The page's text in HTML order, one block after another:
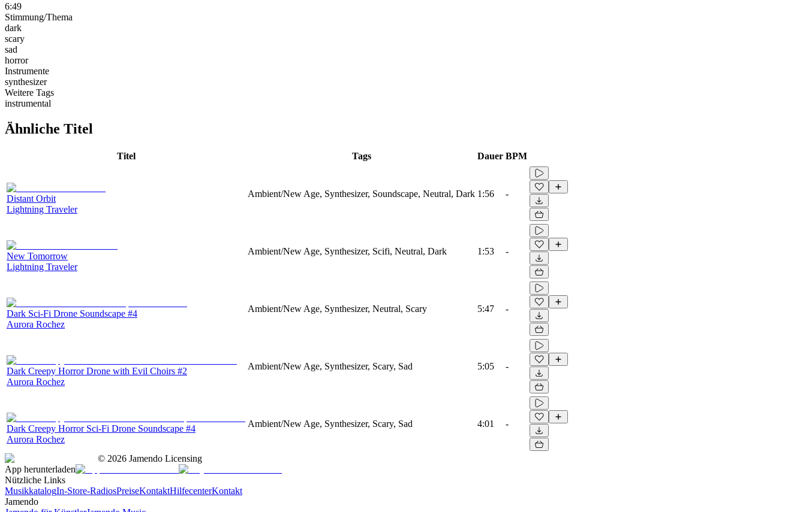
6:49
Stimmung/Thema
dark
scary
sad
horror
Instrumente
synthesizer
Weitere Tags
instrumental
Ähnliche Titel
Titel Tags Dauer BPM
Distant Orbit
Lightning Traveler
Ambient/New Age, Synthesizer, Soundscape, Neutral, Dark 1:56 -
New Tomorrow
Lightning Traveler
Ambient/New Age, Synthesizer, Scifi, Neutral, Dark 1:53 -
Dark Sci-Fi Drone Soundscape #4
Aurora Rochez
Ambient/New Age, Synthesizer, Neutral, Scary 5:47 -
Dark Creepy Horror Drone with Evil Choirs #2
Aurora Rochez
Ambient/New Age, Synthesizer, Scary, Sad 5:05 -
Dark Creepy Horror Sci-Fi Drone Soundscape #4
Aurora Rochez
Ambient/New Age, Synthesizer, Scary, Sad 4:01 -
© 2026 Jamendo Licensing
App herunterladen
Nützliche Links
MusikkatalogIn-Store-RadiosPreiseKontaktHilfecenterKontakt
Jamendo